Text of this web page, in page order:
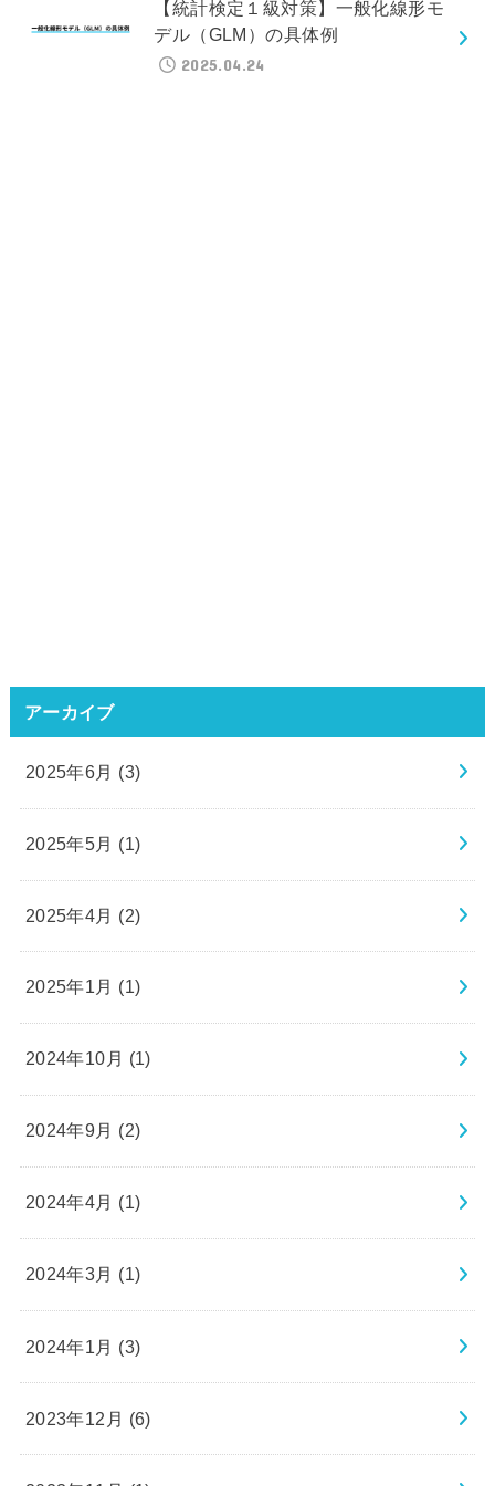
【統計検定１級対策】一般化線形モ
デル（GLM）の具体例
2025.04.24
アーカイブ
2025年6月 (3)
2025年5月 (1)
2025年4月 (2)
2025年1月 (1)
2024年10月 (1)
2024年9月 (2)
2024年4月 (1)
2024年3月 (1)
2024年1月 (3)
2023年12月 (6)